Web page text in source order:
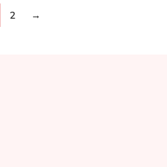
2 →